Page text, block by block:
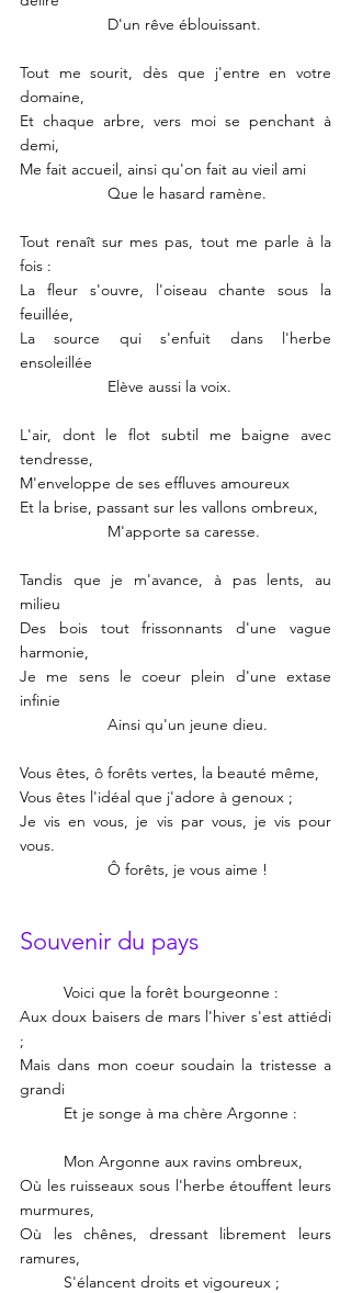
		D'un rêve éblouissant.
Tout me sourit, dès que j'entre en votre
domaine,
Et chaque arbre, vers moi se penchant à
demi,
Me fait accueil, ainsi qu'on fait au vieil ami
		Que le hasard ramène.
Tout renaît sur mes pas, tout me parle à la
fois :
La fleur s'ouvre, l'oiseau chante sous la
feuillée,
La source qui s'enfuit dans l'herbe
ensoleillée
		Elève aussi la voix.
L'air, dont le flot subtil me baigne avec
tendresse,
M'enveloppe de ses effluves amoureux
Et la brise, passant sur les vallons ombreux,
		M'apporte sa caresse.
Tandis que je m'avance, à pas lents, au
milieu
Des bois tout frissonnants d'une vague
harmonie,
Je me sens le coeur plein d'une extase
infinie
		Ainsi qu'un jeune dieu.
Vous êtes, ô forêts vertes, la beauté même,
Vous êtes l'idéal que j'adore à genoux ;
Je vis en vous, je vis par vous, je vis pour
vous.
		Ô forêts, je vous aime !
Souvenir du pays
	Voici que la forêt bourgeonne :
Aux doux baisers de mars l'hiver s'est attiédi
;
Mais dans mon coeur soudain la tristesse a
grandi
	Et je songe à ma chère Argonne :
	Mon Argonne aux ravins ombreux,
Où les ruisseaux sous l'herbe étouffent leurs
murmures,
Où les chênes, dressant librement leurs
ramures,
	S'élancent droits et vigoureux ;